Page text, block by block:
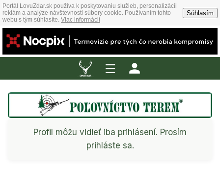
Portál LovuZdar.sk používa k poskytovaniu služieb, personalizácii
reklám a analýze návštevnosti súbory cookie. Používaním tohto
webu s tým súhlasíte. Viac informácií
Súhlasím
☰
Profil môžu vidieť iba prihlásení. Prosím
prihláste sa.